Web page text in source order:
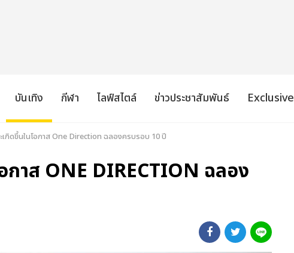
บันเทิง กีฬา ไลฟ์สไตล์ ข่าวประชาสัมพันธ์ Exclusive
เกิดขึ้นในโอกาส One Direction ฉลองครบรอบ 10 ปี
กาส ONE DIRECTION ฉลอง